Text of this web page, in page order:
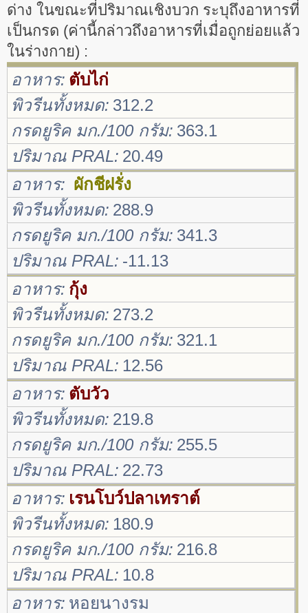
ด่าง ในขณะที่ปริมาณเชิงบวก ระบุถึงอาหารที่
เป็นกรด (ค่านี้กล่าวถึงอาหารที่เมื่อถูกย่อยแล้ว
ในร่างกาย) :
อาหาร ตับไก่
พิวรีนทั้งหมด 312.2
กรดยูริค มก./100 กรัม 363.1
ปริมาณ PRAL 20.49
อาหาร
ผักชีฝรั่ง
พิวรีนทั้งหมด 288.9
กรดยูริค มก./100 กรัม 341.3
ปริมาณ PRAL -11.13
อาหาร กุ้ง
พิวรีนทั้งหมด 273.2
กรดยูริค มก./100 กรัม 321.1
ปริมาณ PRAL 12.56
อาหาร ตับวัว
พิวรีนทั้งหมด 219.8
กรดยูริค มก./100 กรัม 255.5
ปริมาณ PRAL 22.73
อาหาร เรนโบว์ปลาเทราต์
พิวรีนทั้งหมด 180.9
กรดยูริค มก./100 กรัม 216.8
ปริมาณ PRAL 10.8
อาหาร หอยนางรม